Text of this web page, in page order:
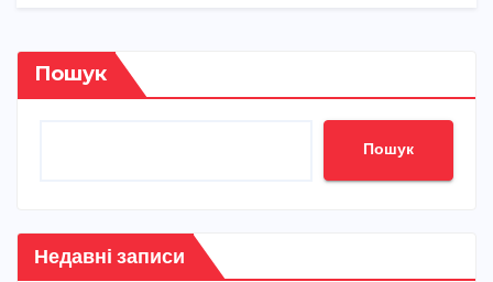
Пошук
Пошук
Недавні записи